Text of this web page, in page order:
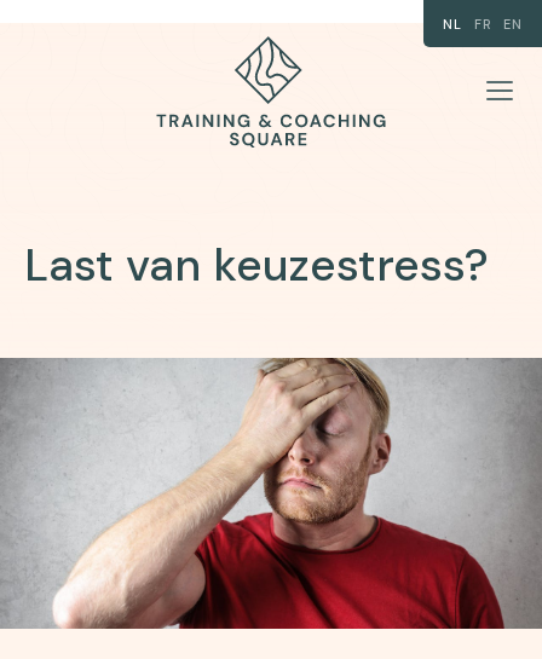
NL FR EN
Last van keuzestress?